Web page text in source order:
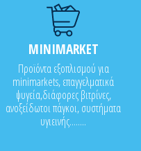
MINIMARKET
Προϊόντα εξοπλισμού για
minimarkets, επαγγελματικά
ψυγεία,διάφορες βιτρίνες,
ανοξείδωτοι πάγκοι, συστήματα
υγιεινής........